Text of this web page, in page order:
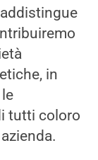
in
tutti coloro